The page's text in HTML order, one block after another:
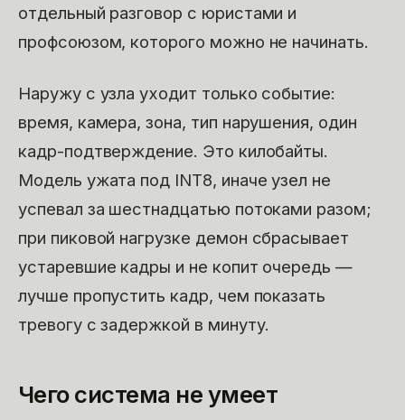
отдельный разговор с юристами и
профсоюзом, которого можно не начинать.
Наружу с узла уходит только событие:
время, камера, зона, тип нарушения, один
кадр-подтверждение. Это килобайты.
Модель ужата под INT8, иначе узел не
успевал за шестнадцатью потоками разом;
при пиковой нагрузке демон сбрасывает
устаревшие кадры и не копит очередь —
лучше пропустить кадр, чем показать
тревогу с задержкой в минуту.
Чего система не умеет